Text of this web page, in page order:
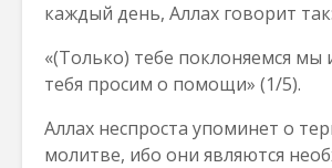
каждый день, Аллах говорит так:
«(Только) тебе поклоняемся мы
тебя просим о помощи» (1/5).
Аллах неспроста упоминет о
молитве, ибо они являются